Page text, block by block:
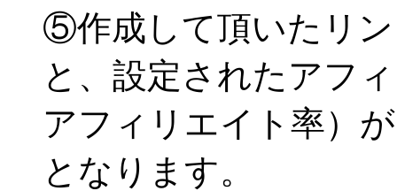
⑤作成して頂いたリ
と、設定されたアフ
アフィリエイト率）
となります。